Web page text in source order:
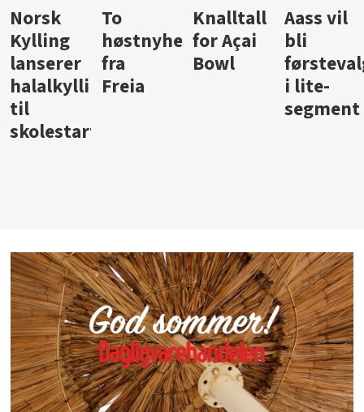
Knalltall
for Açai
Bowl
Aass vil
bli
førstevalg
i lite-
Brus og
jus fra
Berentsen
Hard
iste fra
Hansa